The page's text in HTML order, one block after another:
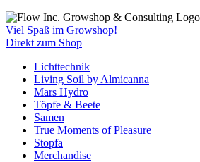
Viel Spaß im Growshop!
Direkt zum Shop
Lichttechnik
Living Soil by Almicanna
Mars Hydro
Töpfe & Beete
Samen
True Moments of Pleasure
Stopfa
Merchandise